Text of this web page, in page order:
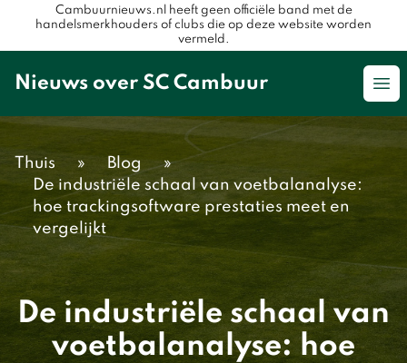
Cambuurnieuws.nl heeft geen officiële band met de
handelsmerkhouders of clubs die op deze website worden
vermeld.
Nieuws over SC Cambuur
Thuis » Blog
»
De industriële schaal van voetbalanalyse:
hoe trackingsoftware prestaties meet en
vergelijkt
De industriële schaal van
voetbalanalyse: hoe